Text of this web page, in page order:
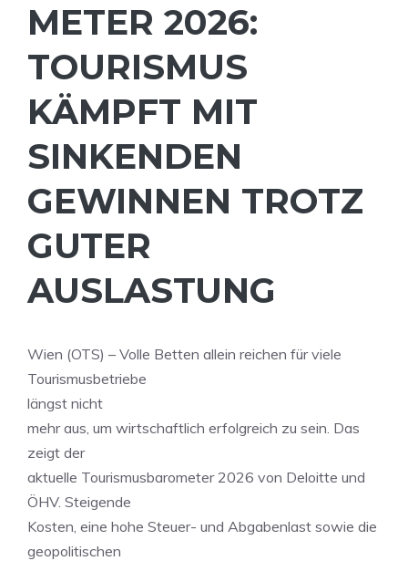
METER 2026:
TOURISMUS
KÄMPFT MIT
SINKENDEN
GEWINNEN TROTZ
GUTER
AUSLASTUNG
Wien (OTS) – Volle Betten allein reichen für viele
Tourismusbetriebe
längst nicht
mehr aus, um wirtschaftlich erfolgreich zu sein. Das
zeigt der
aktuelle Tourismusbarometer 2026 von Deloitte und
ÖHV. Steigende
Kosten, eine hohe Steuer- und Abgabenlast sowie die
geopolitischen